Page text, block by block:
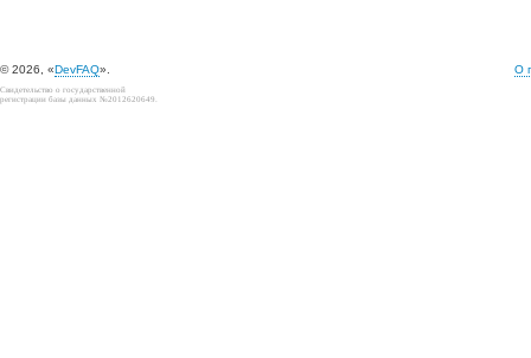
© 2026, «DevFAQ». О
Свидетельство о государственной
регистрации базы данных №2012620649.